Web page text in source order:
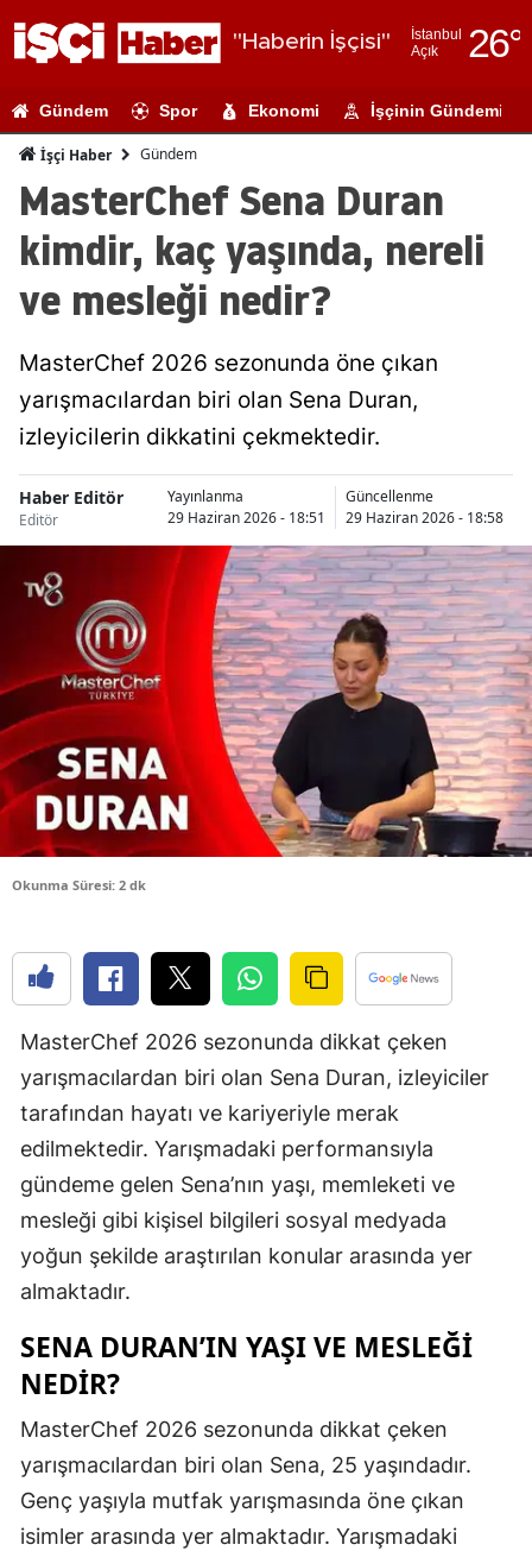
"Haberin İşçisi"
İstanbul
Açık
26°
Adıyaman
Ağrı
Amasya
Antalya
Balıkesir
Bilecik
Bingöl
Bitlis
Bolu
Burdur
Bursa
Çanakkale
Çorum
Denizli
Diyarbakır
Edirne
Erzincan
Gaziantep
Gümüşhane
Hatay
Gündem Spor Ekonomi İşçinin Gündemi
İşçi Haber Gündem
MasterChef Sena Duran
kimdir, kaç yaşında, nereli
ve mesleği nedir?
MasterChef 2026 sezonunda öne çıkan
yarışmacılardan biri olan Sena Duran,
izleyicilerin dikkatini çekmektedir.
Haber Editör
Editör
Yayınlanma
29 Haziran 2026 - 18:51
Güncellenme
29 Haziran 2026 - 18:58
Okunma Süresi: 2 dk
MasterChef 2026 sezonunda dikkat çeken
yarışmacılardan biri olan Sena Duran, izleyiciler
tarafından hayatı ve kariyeriyle merak
edilmektedir. Yarışmadaki performansıyla
gündeme gelen Sena’nın yaşı, memleketi ve
mesleği gibi kişisel bilgileri sosyal medyada
yoğun şekilde araştırılan konular arasında yer
almaktadır.
SENA DURAN’IN YAŞI VE MESLEĞI
NEDIR?
MasterChef 2026 sezonunda dikkat çeken
yarışmacılardan biri olan Sena, 25 yaşındadır.
Genç yaşıyla mutfak yarışmasında öne çıkan
isimler arasında yer almaktadır. Yarışmadaki